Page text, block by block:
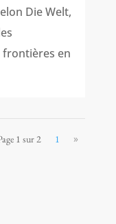
Die Welt,
en
1 sur 2 1 »